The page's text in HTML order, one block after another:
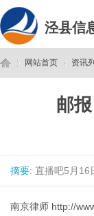
泾县信
网站首页 资讯
邮
摘要: 直播吧5月16
南京律师 http://